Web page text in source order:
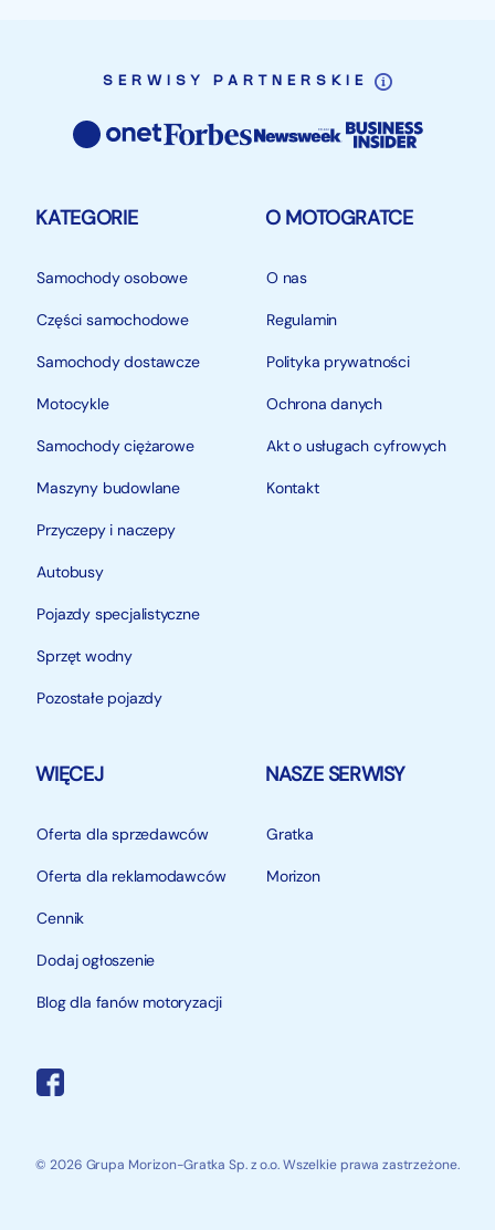
SERWISY PARTNERSKIE
KATEGORIE
Samochody osobowe
Części samochodowe
Samochody dostawcze
Motocykle
Samochody ciężarowe
Maszyny budowlane
Przyczepy i naczepy
Autobusy
Pojazdy specjalistyczne
Sprzęt wodny
Pozostałe pojazdy
O MOTOGRATCE
O nas
Regulamin
Polityka prywatności
Ochrona danych
Akt o usługach cyfrowych
Kontakt
WIĘCEJ
Oferta dla sprzedawców
Oferta dla reklamodawców
Cennik
Dodaj ogłoszenie
Blog dla fanów motoryzacji
NASZE SERWISY
Gratka
Morizon
© 2026 Grupa Morizon-Gratka Sp. z o.o. Wszelkie prawa zastrzeżone.